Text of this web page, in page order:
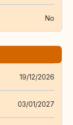
No
19/12/2026
03/01/2027